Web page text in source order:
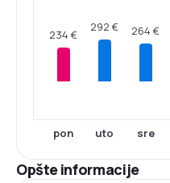
234 €
pon
292 €
uto
264 €
sre
Opšte informacije